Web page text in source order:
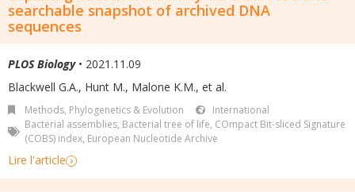
searchable snapshot of archived DNA
sequences
PLOS Biology• 2021.11.09
Blackwell G.A., Hunt M., Malone K.M., et al.
Methods, Phylogenetics & Evolution
International
Bacterial assemblies, Bacterial tree of life, COmpact Bit-sliced Signature
(COBS) index, European Nucleotide Archive
Lire l'article